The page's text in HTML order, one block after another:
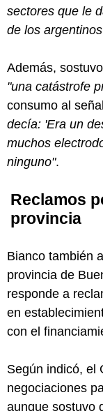
sectores que le
de los
Además,
"una catástrofe
consumo al
decía: 'Era un
muchos
ninguno".
Reclamos
provincia
Bianco también
provincia de
responde a
en
con el
Según indicó, el
negociaciones
aunque sostuvo